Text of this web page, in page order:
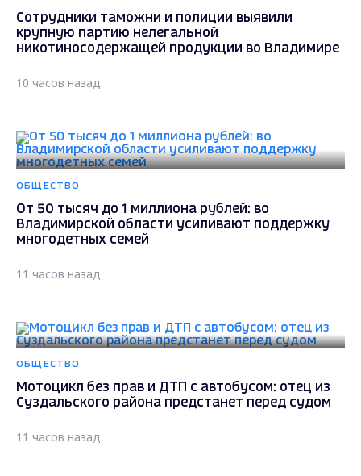
Сотрудники таможни и полиции выявили
крупную партию нелегальной
никотиносодержащей продукции во Владимире
10 часов назад
ОБЩЕСТВО
От 50 тысяч до 1 миллиона рублей: во
Владимирской области усиливают поддержку
многодетных семей
11 часов назад
ОБЩЕСТВО
Мотоцикл без прав и ДТП с автобусом: отец из
Суздальского района предстанет перед судом
11 часов назад